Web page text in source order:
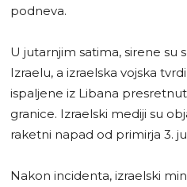
podneva.
U jutarnjim satima, sirene su
Izraelu, a izraelska vojska
ispaljene iz Libana
granice. Izraelski mediji su
raketni napad od primirja 3.
Nakon incidenta, izraelski